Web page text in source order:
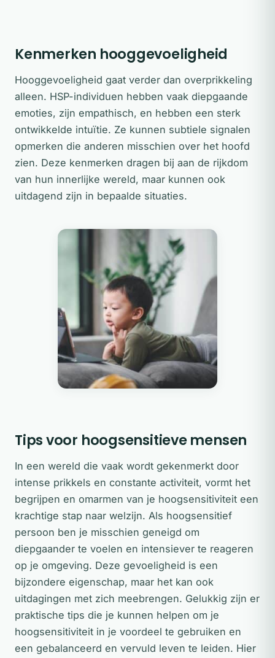
Kenmerken hooggevoeligheid
Hooggevoeligheid gaat verder dan overprikkeling
alleen. HSP-individuen hebben vaak diepgaande
emoties, zijn empathisch, en hebben een sterk
ontwikkelde intuïtie. Ze kunnen subtiele signalen
opmerken die anderen misschien over het hoofd
zien. Deze kenmerken dragen bij aan de rijkdom
van hun innerlijke wereld, maar kunnen ook
uitdagend zijn in bepaalde situaties.
Tips voor hoogsensitieve mensen
In een wereld die vaak wordt gekenmerkt door
intense prikkels en constante activiteit, vormt het
begrijpen en omarmen van je hoogsensitiviteit een
krachtige stap naar welzijn. Als hoogsensitief
persoon ben je misschien geneigd om
diepgaander te voelen en intensiever te reageren
op je omgeving. Deze gevoeligheid is een
bijzondere eigenschap, maar het kan ook
uitdagingen met zich meebrengen. Gelukkig zijn er
praktische tips die je kunnen helpen om je
hoogsensitiviteit in je voordeel te gebruiken en
een gebalanceerd en vervuld leven te leiden. Hier